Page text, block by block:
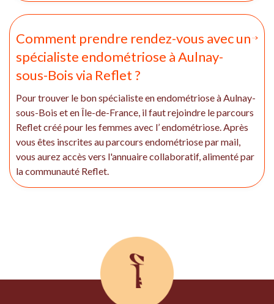
Comment prendre rendez-vous avec un
spécialiste endométriose à Aulnay-
sous-Bois via Reflet ?
Pour trouver le bon spécialiste en endométriose à Aulnay-
sous-Bois et en Île-de-France, il faut rejoindre le parcours
Reflet créé pour les femmes avec l’ endométriose. Après
vous êtes inscrites au parcours endométriose par mail,
vous aurez accès vers l'annuaire collaboratif, alimenté par
la communauté Reflet.